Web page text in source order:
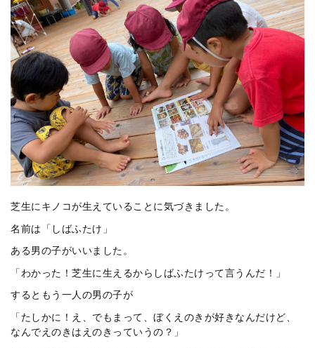
芝生にキノコが生えていることに気づきました。
名前は「しばふたけ」
ある男の子がいいました。
「わかった！芝生に生えるからしばふたけって言うんだ！」
するともう一人の男の子が
「たしかに！え、でもまって、ぼくえのきが好きなんだけど、
なんでえのきはえのきっていうの？」